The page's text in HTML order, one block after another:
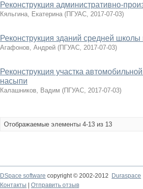
Реконструкция административно-
Кяльгина, Екатерина (ПГУАС, 2017-07-03)
Реконструкция зданий средней
Агафонов, Андрей (ПГУАС, 2017-07-03)
Реконструкция участка
насыпи
Калашников, Вадим (ПГУАС, 2017-07-03)
Отображаемые элементы 4-13 из 13
DSpace software copyright © 2002-2012
Duraspace
Контакты
Отправить отзыв